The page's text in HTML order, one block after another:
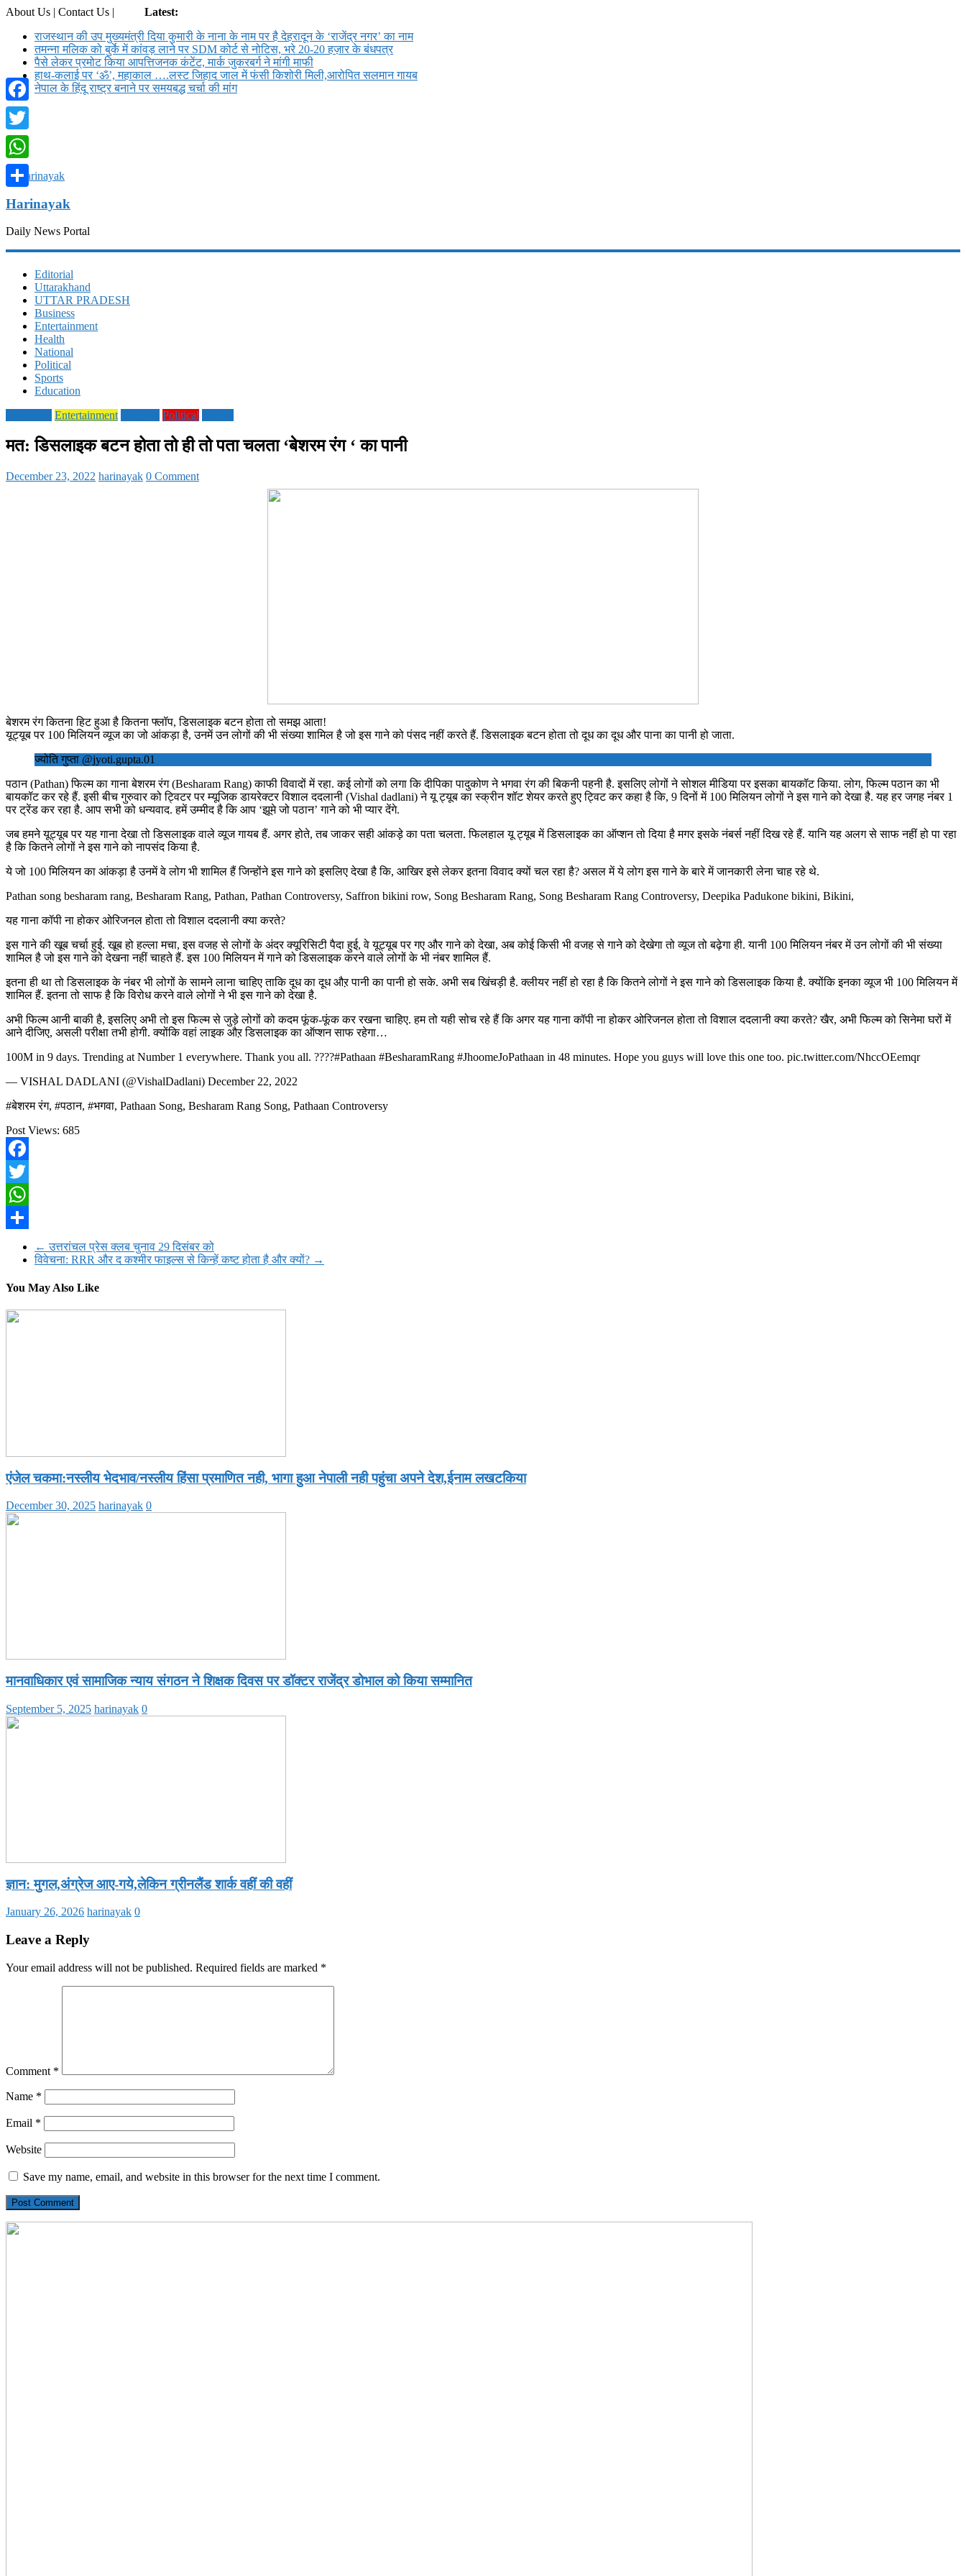
About Us | Contact Us |
Latest:
राजस्थान की उप मुख्यमंत्री दिया कुमारी के नाना के नाम पर है देहरादून के ‘राजेंद्र नगर’ का नाम
तमन्ना मलिक को बुर्के में कांवड़ लाने पर SDM कोर्ट से नोट‍िस, भरे 20-20 हज़ार के बंधपत्र
पैसे लेकर प्रमोट क‍िया आपत्तिजनक कंटेंट, मार्क जुकरबर्ग ने मांगी माफी
हाथ-कलाई पर ‘ॐ’, महाकाल ….लस्ट जिहाद जाल में फंसी किशोरी मिली,आरोपित सलमान गायब
नेपाल के हिंदू राष्ट्र बनाने पर समयबद्ध चर्चा की मांग
Harinayak
Daily News Portal
Editorial
Uttarakhand
UTTAR PRADESH
Business
Entertainment
Health
National
Political
Sports
Education
Entertainment Political
मत: डिसलाइक बटन होता तो ही तो पता चलता ‘बेशरम रंग ‘ का पानी
December 23, 2022 harinayak 0 Comment
बेशरम रंग कितना हिट हुआ है कितना फ्लॉप, डिसलाइक बटन होता तो समझ आता!
यूट्यूब पर 100 मिलियन व्यूज का जो आंकड़ा है, उनमें उन लोगों की भी संख्या शामिल है जो इस गाने को पंसद नहीं करते हैं. डिसलाइक बटन होता तो दूध का दूध और पाना का पानी हो जाता.
ज्योति गुप्ता @jyoti.gupta.01
पठान (Pathan) फिल्म का गाना बेशरम रंग (Besharam Rang) काफी विवादों में रहा. कई लोगों को लगा कि दीपिका पादुकोण ने भगवा रंग की बिकनी पहनी है. इसलिए लोगों ने सोशल मीडिया पर इसका बायकॉट किया. लोग, फिल्म पठान का भी
बायकॉट कर रहे हैं. इसी बीच गुरुवार को ट्विटर पर म्‍यूज‍िक डायरेक्‍टर व‍िशाल ददलानी (Vishal dadlani) ने यू ट्यूब का स्क्रीन शॉट शेयर करते हुए ट्विट कर कहा है कि, 9 दिनों में 100 मिलियन लोगों ने इस गाने को देखा है. यह हर जगह नंबर 1
पर ट्रेंड कर रहा है. आप सभी को धन्यवाद. हमें उम्मीद है कि आप ‘झूमे जो पठान’ गाने को भी प्यार देंगे.
जब हमने यूट्यूब पर यह गाना देखा तो डिसलाइक वाले व्यूज गायब हैं. अगर होते, तब जाकर सही आंकड़े का पता चलता. फिलहाल यू ट्यूब में डिसलाइक का ऑप्शन तो दिया है मगर इसके नंबर्स नहीं दिख रहे हैं. यानि यह अलग से साफ नहीं हो पा रहा
है कि कितने लोगों ने इस गाने को नापसंद किया है.
ये जो 100 मिलियन का आंकड़ा है उनमें वे लोग भी शामिल हैं जिन्होंने इस गाने को इसलिए देखा है कि, आखिर इसे लेकर इतना विवाद क्यों चल रहा है? असल में ये लोग इस गाने के बारे में जानकारी लेना चाह रहे थे.
Pathan song besharam rang, Besharam Rang, Pathan, Pathan Controversy, Saffron bikini row, Song Besharam Rang, Song Besharam Rang Controversy, Deepika Padukone bikini, Bikini,
यह गाना कॉपी ना होकर ओरिजनल होता तो विशाल ददलानी क्या करते?
इस गाने की खूब चर्चा हुई. खूब हो हल्ला मचा, इस वजह से लोगों के अंदर क्यूरिसिटी पैदा हुई, वे यूट्यूब पर गए और गाने को देखा, अब कोई किसी भी वजह से गाने को देखेगा तो व्यूज तो बढ़ेगा ही. यानी 100 मिलियन नंबर में उन लोगों की भी संख्या
शामिल है जो इस गाने को देखना नहीं चाहते हैं. इस 100 मिलियन में गाने को डिसलाइक करने वाले लोगों के भी नंबर शामिल हैं.
इतना ही था तो डिसलाइक के नंबर भी लोगों के सामने लाना चाहिए ताकि दूध का दूध औऱ पानी का पानी हो सके. अभी सब खिंचड़ी है. क्लीयर नहीं हो रहा है कि कितने लोगों ने इस गाने को डिसलाइक किया है. क्योंकि इनका व्यूज भी 100 मिलियन में
शामिल हैं. इतना तो साफ है कि विरोध करने वाले लोगों ने भी इस गाने को देखा है.
अभी फिल्म आनी बाकी है, इसलिए अभी तो इस फिल्म से जुड़े लोगों को कदम फूंक-फूंक कर रखना चाहिए. हम तो यही सोच रहे हैं कि अगर यह गाना कॉपी ना होकर ओरिजनल होता तो विशाल ददलानी क्या करते? खैर, अभी फिल्म को सिनेमा घरों में
आने दीजिए, असली परीक्षा तभी होगी. क्योंकि वहां लाइक औऱ डिसलाइक का ऑप्शन साफ रहेगा…
100M in 9 days. Trending at Number 1 everywhere. Thank you all. ????#Pathaan #BesharamRang #JhoomeJoPathaan in 48 minutes. Hope you guys will love this one too. pic.twitter.com/NhccOEemqr
— VISHAL DADLANI (@VishalDadlani) December 22, 2022
#बेशरम रंग, #पठान, #भगवा, Pathaan Song, Besharam Rang Song, Pathaan Controversy
Post Views: 685
Facebook
Twitter
WhatsApp
← उत्तरांचल प्रेस क्लब चुनाव 29 दिसंबर को
विवेचना: RRR और द कश्मीर फाइल्स से किन्हें कष्ट होता है और क्यों? →
You May Also Like
एंजेल चकमा:नस्लीय भेदभाव/नस्लीय हिंसा प्रमाणित नही, भागा हुआ नेपाली नही पहुंचा अपने देश,ईनाम लखटकिया
December 30, 2025 harinayak 0
मानवाधिकार एवं सामाजिक न्याय संगठन ने शिक्षक दिवस पर डॉक्टर राजेंद्र डोभाल को किया सम्मानित
September 5, 2025 harinayak 0
ज्ञान: मुगल,अंग्रेज आए-गये,लेकिन ग्रीनलैंड शार्क वहीं की वहीं
January 26, 2026 harinayak 0
Leave a Reply
Your email address will not be published. Required fields are marked *
Comment *
Name *
Email *
Website
Save my name, email, and website in this browser for the next time I comment.
Facebook
Twitter
WhatsApp
Share